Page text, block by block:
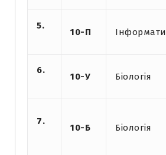
5.
10-П
6.
10-У Біологія
7.
10-Б Біологія